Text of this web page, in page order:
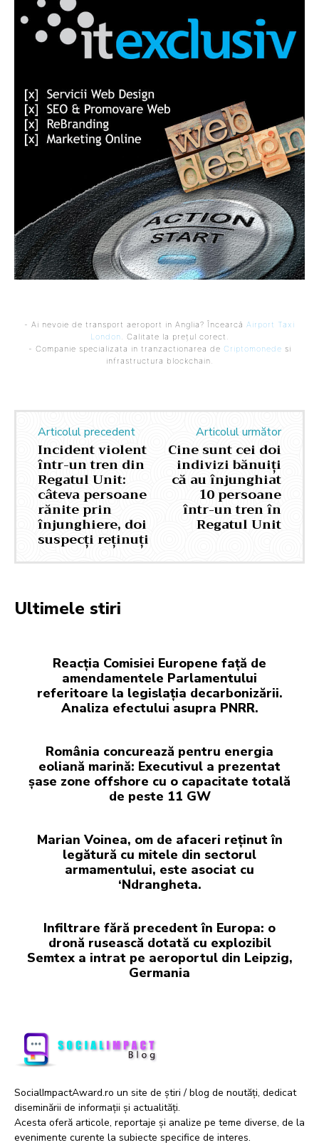
- Ai nevoie de transport aeroport in Anglia? Încearcă Airport Taxi
London. Calitate la prețul corect.
- Companie specializata in tranzactionarea de Criptomonede si
infrastructura blockchain.
Articolul precedent
Incident violent
într-un tren din
Regatul Unit:
câteva persoane
rănite prin
înjunghiere, doi
suspecți reținuți
Articolul următor
Cine sunt cei doi
indivizi bănuiți
că au înjunghiat
10 persoane
într-un tren în
Regatul Unit
Ultimele stiri
Reacția Comisiei Europene față de
amendamentele Parlamentului
referitoare la legislația decarbonizării.
Analiza efectului asupra PNRR.
România concurează pentru energia
eoliană marină: Executivul a prezentat
șase zone offshore cu o capacitate totală
de peste 11 GW
Marian Voinea, om de afaceri reținut în
legătură cu mitele din sectorul
armamentului, este asociat cu
‘Ndrangheta.
Infiltrare fără precedent în Europa: o
dronă rusească dotată cu explozibil
Semtex a intrat pe aeroportul din Leipzig,
Germania
SocialImpactAward.ro un site de știri / blog de noutăți, dedicat
diseminării de informații și actualități.
Acesta oferă articole, reportaje și analize pe teme diverse, de la
evenimente curente la subiecte specifice de interes.